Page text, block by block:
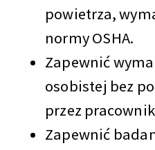
powietrza,
normy OSHA.
Zapewnić
osobistej bez
przez
Zapewnić